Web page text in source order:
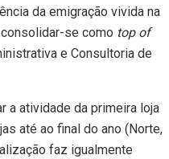
da emigração vivida na
se como top of
e Consultoria de
a atividade da primeira loja
até ao final do ano (Norte,
faz igualmente